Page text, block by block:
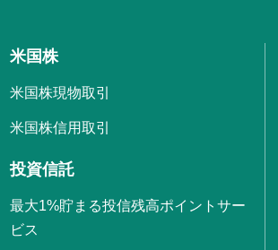
米国株
米国株現物取引
米国株信用取引
投資信託
最大1%貯まる投信残高ポイントサー
ビス